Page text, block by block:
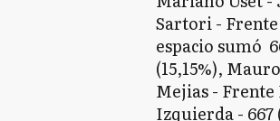
Sartori -
espacio sumó
(15,15%),
Mejias - Frente
Izquierda - 667